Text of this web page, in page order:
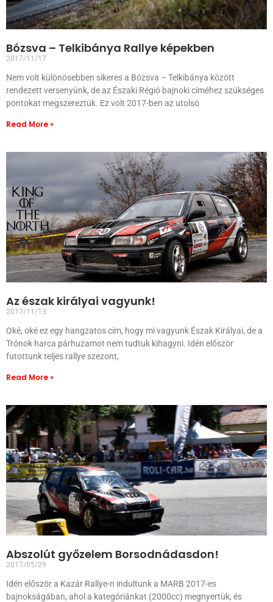
Bózsva – Telkibánya Rallye képekben
2017/11/17
Nem volt különösebben sikeres a Bózsva – Telkibánya között
rendezett versenyünk, de az Északi Régió bajnoki címéhez szükséges
pontokat megszereztük. Ez volt 2017-ben az utolsó
Read More »
Az észak királyai vagyunk!
2017/11/13
Oké, oké ez egy hangzatos cím, hogy mi vagyunk Észak Királyai, de a
Trónok harca párhuzamot nem tudtuk kihagyni. Idén először
futottunk teljes rallye szezont,
Read More »
Abszolút győzelem Borsodnádasdon!
2017/05/29
Idén először a Kazár Rallye-n indultunk a MARB 2017-es
bajnokságában, ahol a kategóriánkat (2000cc) megnyertük, és